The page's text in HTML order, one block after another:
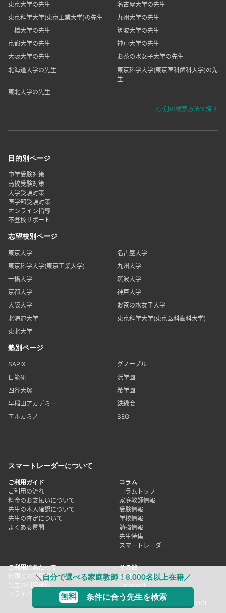
＼自分で選べる家庭教師！8,000名以上在籍／
無料 条件に合う先生を検索
東京大学の先生
名古屋大学の先生
東京科学大学(東京工業大学)の先生
九州大学の先生
一橋大学の先生
筑波大学の先生
京都大学の先生
神戸大学の先生
大阪大学の先生
お茶の水女子大学の先生
北海道大学の先生
東京科学大学(東京医科歯科大学)の先
生
東北大学の先生
👉別の検索方法で探す
目的別ページ
中学受験対策
高校受験対策
大学受験対策
医学部受験対策
オンライン指導
不登校サポート
志望校別ページ
東京大学
名古屋大学
東京科学大学(東京工業大学)
九州大学
一橋大学
筑波大学
京都大学
神戸大学
大阪大学
お茶の水女子大学
北海道大学
東京科学大学(東京医科歯科大学)
東北大学
塾別ページ
SAPIX
グノーブル
日能研
浜学園
四谷大塚
希学園
早稲田アカデミー
鉄緑会
エルカミノ
SEG
スマートレーダーについて
ご利用ガイド
ご利用の流れ
料金のお支払いについて
先生の本人確認について
先生の査定について
よくある質問
コラム
コラムトップ
家庭教師情報
受験情報
学校情報
勉強情報
先生特集
スマートレーダー
ご利用にあたって
依頼者の利用規約
先生の利用規約
プライバシーポリシー
その他
お問い合わせ
Facebook
X(旧Twitter)
塾講師シェアリング forSCHOOL